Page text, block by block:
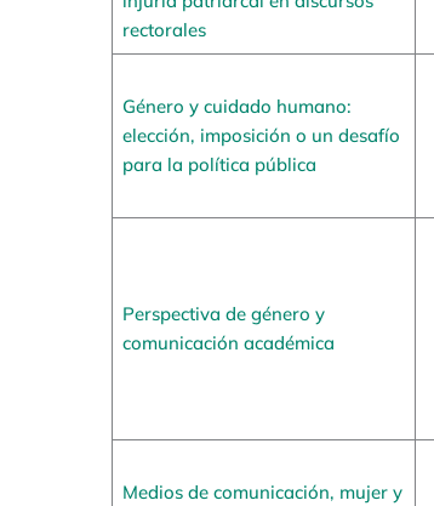
rectorales
Género y cuidado humano:
elección, imposición o un desafío
para la política pública
Perspectiva de género y
comunicación académica
Medios de comunicación, mujer y